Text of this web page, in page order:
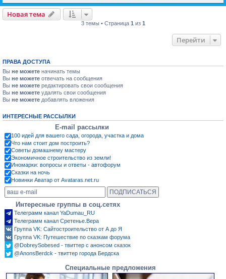
Новая тема
3 темы • Страница 1 из 1
Перейти
ПРАВА ДОСТУПА
Вы не можете начинать темы
Вы не можете отвечать на сообщения
Вы не можете редактировать свои сообщения
Вы не можете удалять свои сообщения
Вы не можете добавлять вложения
ИНТЕРЕСНЫЕ РАССЫЛКИ
E-mail рассылки
100 идей для вашего сада, огорода, участка и дома
Что нам стоит дом построить?
Советы домашнему мастеру
Экономичное строительство из земли!
Иномарки: вопросы и ответы - автофорум
Сказки на ночь
Новинки Аватар от Avataras.net.ru
Интересные группы в соц.сетях
Телеграмм канал YaDumau_RU
Телеграмм канал Сретенье.Вера
Группа VK: Сайтостроительство от А до Я
Группа VK: Путешествие по сказкам форума
@DobreySobesed - твиттер с анонсом сказок
@AnonsBerdck - твиттер города Бердска
Специальные предложения